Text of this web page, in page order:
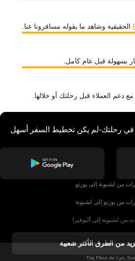
الحقيقية وشاهد ما يقوله مسافرونا عنا.
بسهولة قبل عام كامل.
دعم العملاء قبل رحلتك أو خلالها.
في رحلتك-لم يكن تخطيط السفر أسهل
من لشبونة إلى بورتو
من بورتو إلى لشبونة
من لشبونة إلى ألبوفيرا
من ألبوفيرا إلى لشبونة
من لشبونة إلى لاغوس
من الطرق الأكثر شعبية